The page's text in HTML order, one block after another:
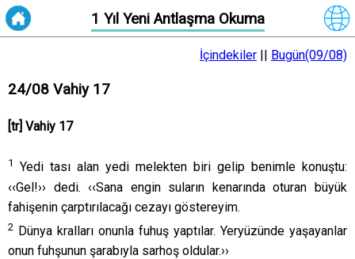
1 Yıl Yeni Antlaşma Okuma
İçindekiler || Bugün(09/08)
24/08 Vahiy 17
[tr] Vahiy 17
1
Yedi tası alan yedi melekten biri gelip benimle konuştu:
‹‹Gel!›› dedi. ‹‹Sana engin suların kenarında oturan büyük
fahişenin çarptırılacağı cezayı göstereyim.
2 Dünya kralları onunla fuhuş yaptılar. Yeryüzünde yaşayanlar
onun fuhşunun şarabıyla sarhoş oldular.››